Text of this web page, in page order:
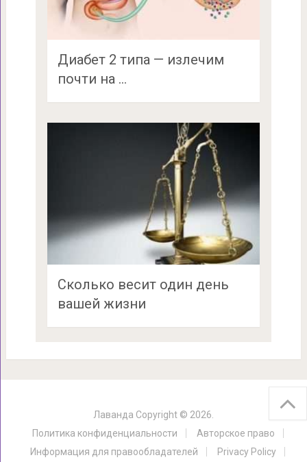
Диабет 2 типа — излечим
почти на …
Сколько весит один день
вашей жизни
Лаванда Copyright © 2026.
Политика конфиденциальности
Авторское право
Информация для правообладателей
Privacy Policy